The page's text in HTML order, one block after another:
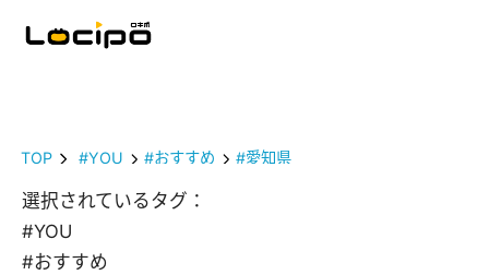
TOP #YOU #おすすめ #愛知県
選択されているタグ：
#YOU
#おすすめ